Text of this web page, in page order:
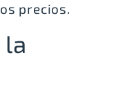
precios.